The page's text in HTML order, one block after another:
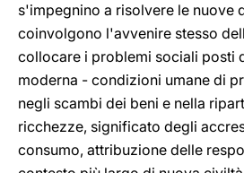
s'impegnino a risolvere le nuove
coinvolgono l'avvenire stesso
collocare i problemi sociali posti
moderna - condizioni umane di
negli scambi dei beni e nella
ricchezze, significato degli
consumo, attribuzione delle